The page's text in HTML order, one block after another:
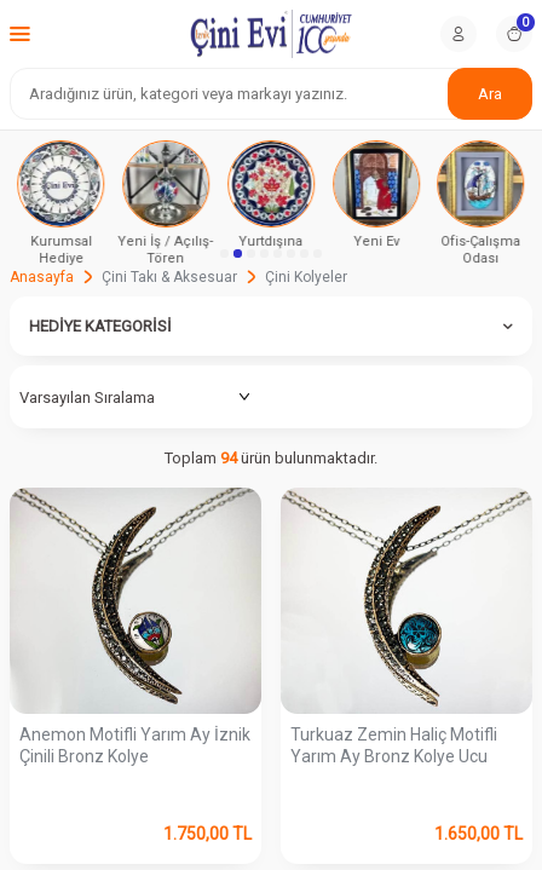
Ara
0
Kurumsal
Hediye
Yeni İş / Açılış-
Tören
Yurtdışına Yeni Ev
Ofis-Çalışma
Odası
Anasayfa Çini Takı & Aksesuar Çini Kolyeler
HEDIYE KATEGORISI
Toplam 94ürün bulunmaktadır.
Anemon Motifli Yarım Ay İznik
Çinili Bronz Kolye
1.750,00TL
Turkuaz Zemin Haliç Motifli
Yarım Ay Bronz Kolye Ucu
1.650,00TL